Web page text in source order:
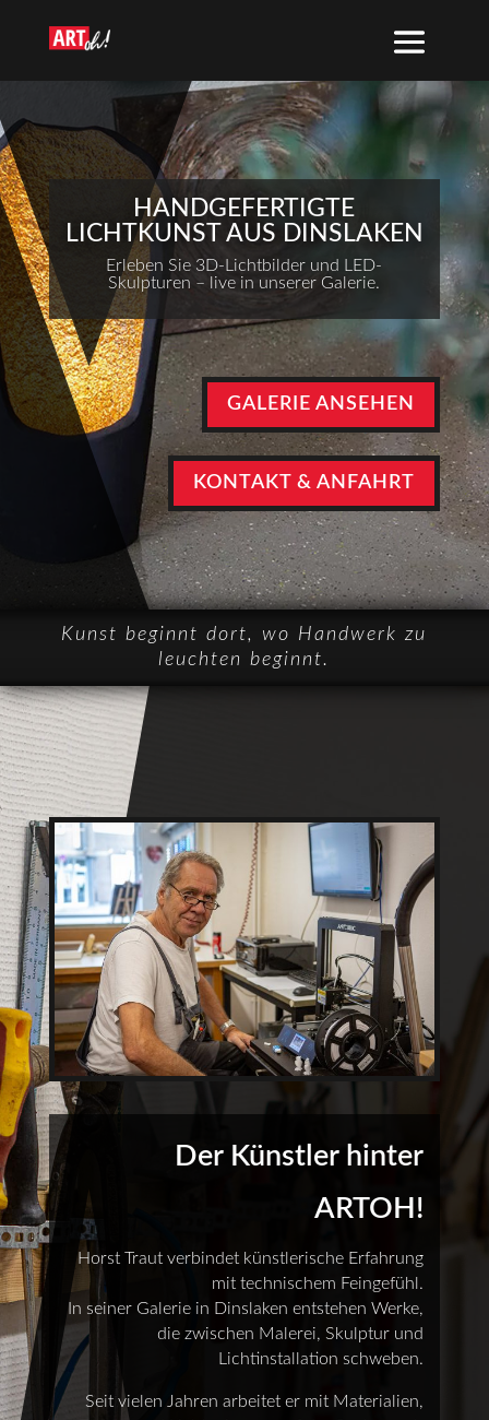
HANDGEFERTIGTE
LICHTKUNST AUS DINSLAKEN
Erleben Sie 3D-Lichtbilder und LED-
Skulpturen – live in unserer Galerie.
GALERIE ANSEHEN
KONTAKT & ANFAHRT
Kunst beginnt dort, wo Handwerk zu
leuchten beginnt.
Der Künstler hinter
ARTOH!
Horst Traut verbindet künstlerische Erfahrung
mit technischem Feingefühl.
In seiner Galerie in Dinslaken entstehen Werke,
die zwischen Malerei, Skulptur und
Lichtinstallation schweben.
Seit vielen Jahren arbeitet er mit Materialien,